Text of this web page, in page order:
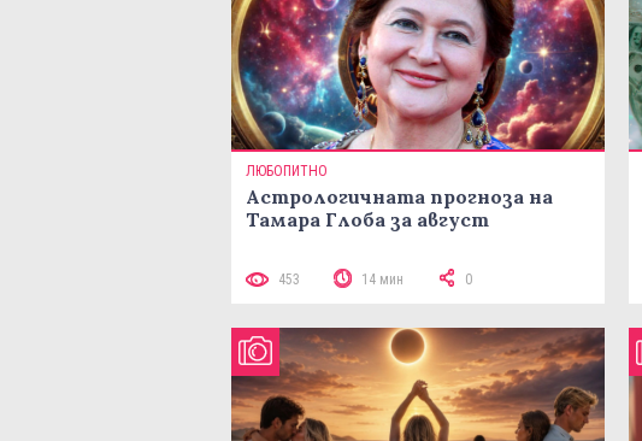
ЛЮБОПИТНО
Астрологичната прогноза на
Тамара Глоба за август
453 14 мин 0